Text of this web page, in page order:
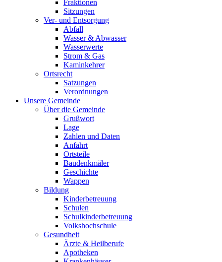
Fraktionen
Sitzungen
Ver- und Entsorgung
Abfall
Wasser & Abwasser
Wasserwerte
Strom & Gas
Kaminkehrer
Ortsrecht
Satzungen
Verordnungen
Unsere Gemeinde
Über die Gemeinde
Grußwort
Lage
Zahlen und Daten
Anfahrt
Ortsteile
Baudenkmäler
Geschichte
Wappen
Bildung
Kinderbetreuung
Schulen
Schulkinderbetreuung
Volkshochschule
Gesundheit
Ärzte & Heilberufe
Apotheken